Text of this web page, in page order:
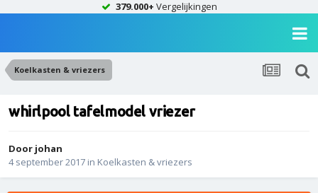
379.000+ Vergelijkingen
Koelkasten & vriezers
whirlpool tafelmodel vriezer
Door johan
4 september 2017 in Koelkasten & vriezers